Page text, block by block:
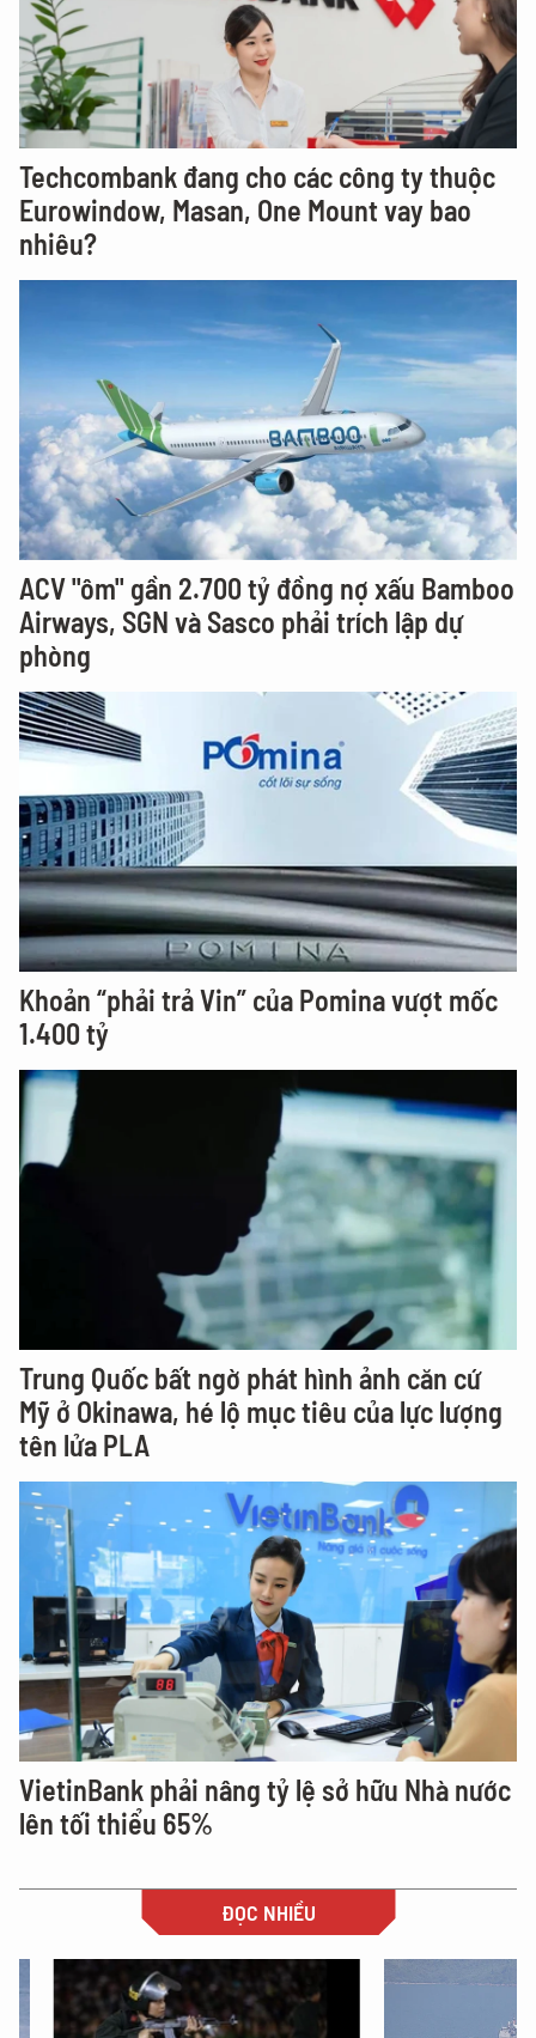
Techcombank đang cho các công ty thuộc
Eurowindow, Masan, One Mount vay bao
nhiêu?
ACV "ôm" gần 2.700 tỷ đồng nợ xấu Bamboo
Airways, SGN và Sasco phải trích lập dự
phòng
Khoản “phải trả Vin” của Pomina vượt mốc
1.400 tỷ
Trung Quốc bất ngờ phát hình ảnh căn cứ
Mỹ ở Okinawa, hé lộ mục tiêu của lực lượng
tên lửa PLA
VietinBank phải nâng tỷ lệ sở hữu Nhà nước
lên tối thiểu 65%
ĐỌC NHIỀU